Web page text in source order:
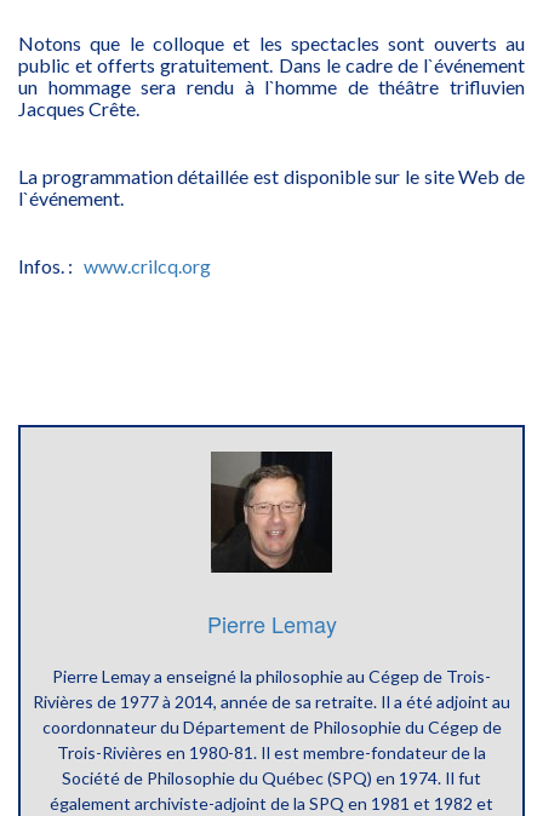
Notons que le colloque et les spectacles sont ouverts au
public et offerts gratuitement. Dans le cadre de l`événement
un hommage sera rendu à l`homme de théâtre trifluvien
Jacques Crête.
La programmation détaillée est disponible sur le site Web de
l`événement.
Infos. : www.crilcq.org
Pierre Lemay
Pierre Lemay a enseigné la philosophie au Cégep de Trois-
Rivières de 1977 à 2014, année de sa retraite. Il a été adjoint au
coordonnateur du Département de Philosophie du Cégep de
Trois-Rivières en 1980-81. Il est membre-fondateur de la
Société de Philosophie du Québec (SPQ) en 1974. Il fut
également archiviste-adjoint de la SPQ en 1981 et 1982 et